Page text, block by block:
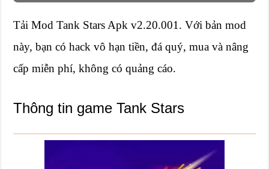
Tải Mod Tank Stars Apk v2.20.001. Với bản mod
này, bạn có hack vô hạn tiền, đá quý, mua và nâng
cấp miễn phí, không có quảng cáo.
Thông tin game Tank Stars